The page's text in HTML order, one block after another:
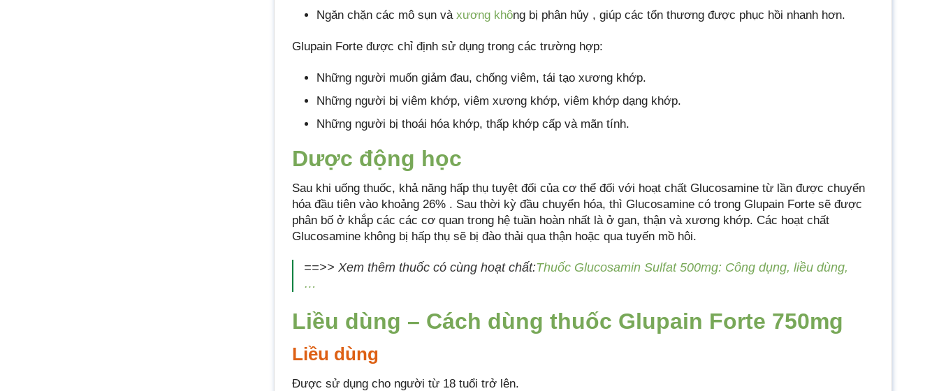
Ngăn chặn các mô sụn và xương không bị phân hủy , giúp các tổn thương được phục hồi nhanh hơn.
Glupain Forte được chỉ định sử dụng trong các trường hợp:
Những người muốn giảm đau, chống viêm, tái tạo xương khớp.
Những người bị viêm khớp, viêm xương khớp, viêm khớp dạng khớp.
Những người bị thoái hóa khớp, thấp khớp cấp và mãn tính.
Dược động học
Sau khi uống thuốc, khả năng hấp thụ tuyệt đối của cơ thể đối với hoạt chất Glucosamine từ lần được chuyển
hóa đầu tiên vào khoảng 26% . Sau thời kỳ đầu chuyển hóa, thì Glucosamine có trong Glupain Forte sẽ được
phân bố ở khắp các các cơ quan trong hệ tuần hoàn nhất là ở gan, thận và xương khớp. Các hoạt chất
Glucosamine không bị hấp thụ sẽ bị đào thải qua thận hoặc qua tuyến mồ hôi.
==>> Xem thêm thuốc có cùng hoạt chất:Thuốc Glucosamin Sulfat 500mg: Công dụng, liều dùng,
…
Liều dùng – Cách dùng thuốc Glupain Forte 750mg
Liều dùng
Được sử dụng cho người từ 18 tuổi trở lên.